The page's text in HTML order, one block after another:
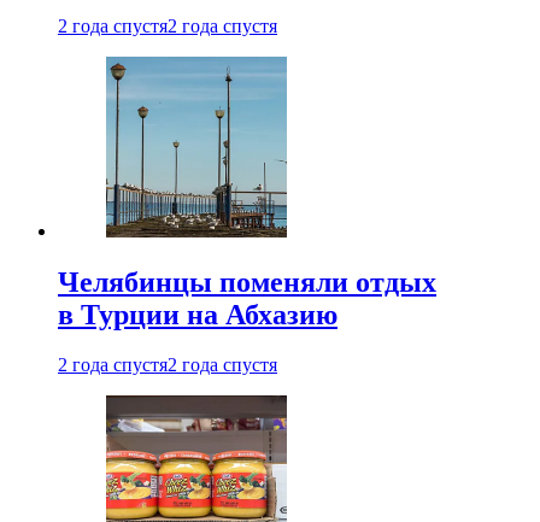
2 года спустя2 года спустя
Челябинцы поменяли отдых
в Турции на Абхазию
2 года спустя2 года спустя